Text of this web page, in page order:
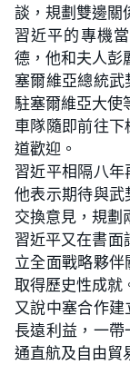
談，規劃雙邊關
習近平的專機
德，他和夫人彭
塞爾維亞總統
駐塞爾維亞大使
車隊隨即前往
道歡迎。
習近平相隔八年
他表示期待與
交換意見，規劃
習近平又在書面
立全面戰略夥伴
取得歷史性成就
又說中塞合作
長遠利益，一帶
通直航及自由貿